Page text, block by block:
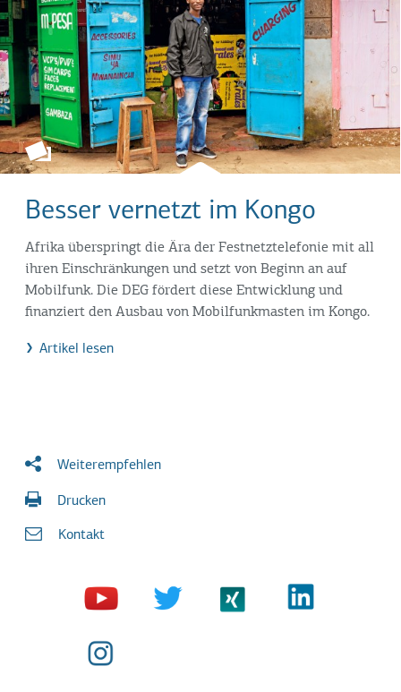
Besser vernetzt im Kongo
Afrika überspringt die Ära der Festnetztelefonie mit all
ihren Einschränkungen und setzt von Beginn an auf
Mobilfunk. Die DEG fördert diese Entwicklung und
finanziert den Ausbau von Mobilfunkmasten im Kongo.
Artikel lesen
Weiterempfehlen
Drucken
Kontakt